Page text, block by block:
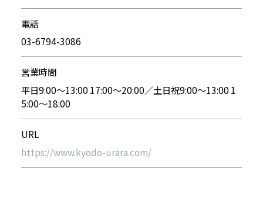
電話
03-6794-3086
営業時間
平日9:00〜13:00 17:00〜20:00／土日祝9:00〜13:00 1
5:00〜18:00
URL
https://www.kyodo-urara.com/